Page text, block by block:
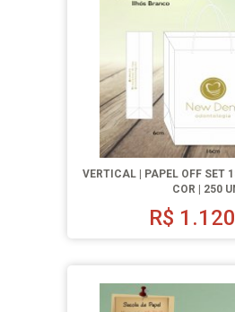
VERTICAL | PAPEL OFF SET
COR | 250
R$